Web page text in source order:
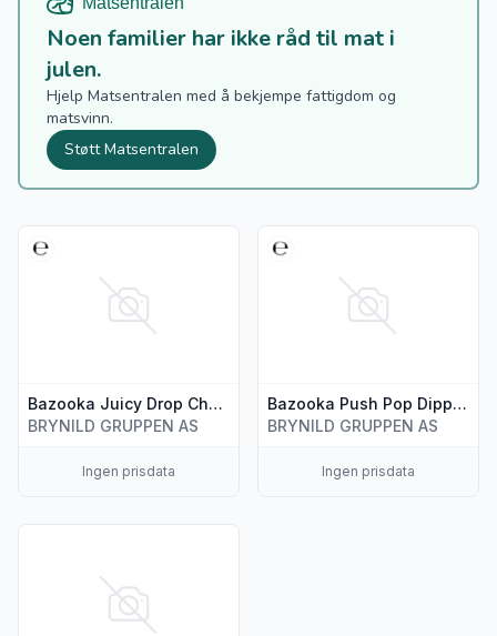
Noen familier har ikke råd til mat i
julen.
Hjelp Matsentralen med å bekjempe fattigdom og
matsvinn.
Støtt Matsentralen
Bazooka Juicy Drop Chews 67g
BRYNILD GRUPPEN AS
Ingen prisdata
Vis flere detaljer for produktet "Bazooka Juicy Drop
Bazooka Push Pop Dipperz 12g
BRYNILD GRUPPEN AS
Ingen prisdata
Vis flere detaljer for